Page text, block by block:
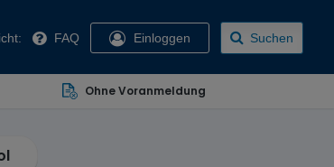
FAQ Einloggen Suchen
Ohne Voranmeldung